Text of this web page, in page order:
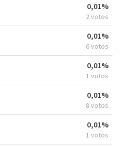
0,01%
2 votos
0,01%
6 votos
0,01%
1 votos
0,01%
8 votos
0,01%
1 votos